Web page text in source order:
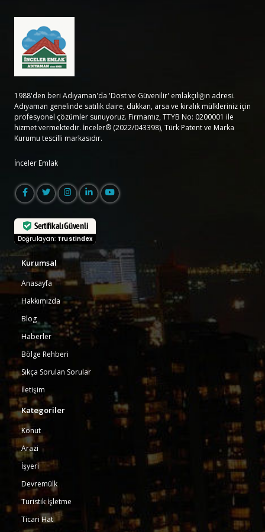
1988'den beri Adıyaman'da 'Dost ve Güvenilir' emlakçılığın adresi.
Adıyaman genelinde satılık daire, dükkan, arsa ve kiralık mülkleriniz için
profesyonel çözümler sunuyoruz. Firmamız, TTYB No: 0200001 ile
hizmet vermektedir. İnceler® (2022/043398), Türk Patent ve Marka
Kurumu tescilli markasıdır.
İnceler Emlak
Sertifikalı Güvenli
Doğrulayan: Trustindex
Kurumsal
Anasayfa
Hakkımızda
Blog
Haberler
Bölge Rehberi
Sıkça Sorulan Sorular
İletişim
Kategoriler
Konut
Arazi
İşyeri
Devremülk
Turistik İşletme
Ticari Hat